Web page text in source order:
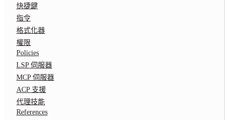
快捷鍵
指令
格式化器
權限
Policies
LSP 伺服器
MCP 伺服器
ACP 支援
代理技能
References